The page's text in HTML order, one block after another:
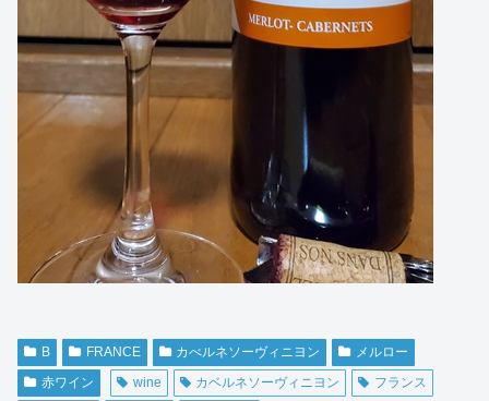
B FRANCE カべルネソーヴィニヨン
メルロー
赤ワイン
wine カベルネソーヴィニヨン
フランス